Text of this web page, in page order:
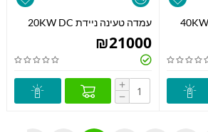
עמדה טעינה ניידת 20KW DC
₪21000
+
−